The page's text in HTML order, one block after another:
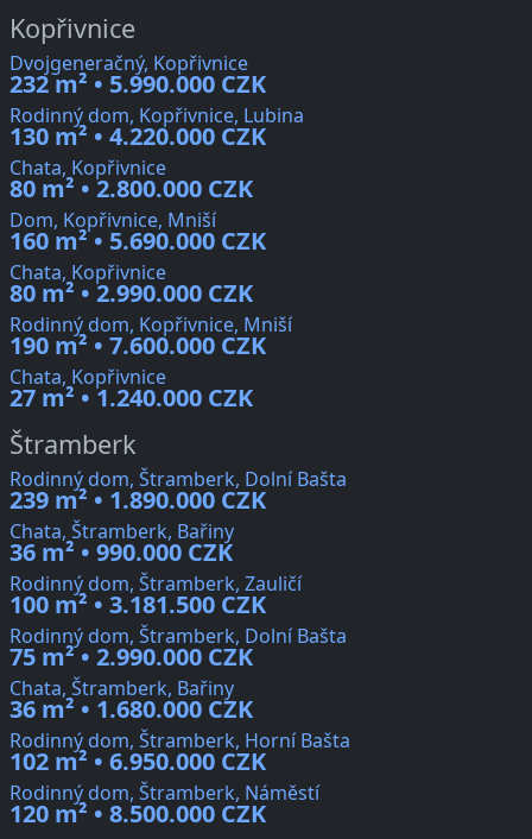
Kopřivnice
Dvojgeneračný, Kopřivnice
232 m² • 5.990.000 CZK
Rodinný dom, Kopřivnice, Lubina
130 m² • 4.220.000 CZK
Chata, Kopřivnice
80 m² • 2.800.000 CZK
Dom, Kopřivnice, Mniší
160 m² • 5.690.000 CZK
Chata, Kopřivnice
80 m² • 2.990.000 CZK
Rodinný dom, Kopřivnice, Mniší
190 m² • 7.600.000 CZK
Chata, Kopřivnice
27 m² • 1.240.000 CZK
Štramberk
Rodinný dom, Štramberk, Dolní Bašta
239 m² • 1.890.000 CZK
Chata, Štramberk, Bařiny
36 m² • 990.000 CZK
Rodinný dom, Štramberk, Zauličí
100 m² • 3.181.500 CZK
Rodinný dom, Štramberk, Dolní Bašta
75 m² • 2.990.000 CZK
Chata, Štramberk, Bařiny
36 m² • 1.680.000 CZK
Rodinný dom, Štramberk, Horní Bašta
102 m² • 6.950.000 CZK
Rodinný dom, Štramberk, Náměstí
120 m² • 8.500.000 CZK